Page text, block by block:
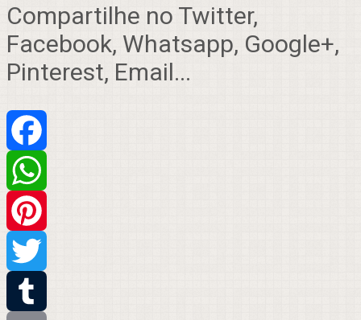
Compartilhe no Twitter,
Facebook, Whatsapp, Google+,
Pinterest, Email...
Facebook
WhatsApp
Pinterest
Twitter